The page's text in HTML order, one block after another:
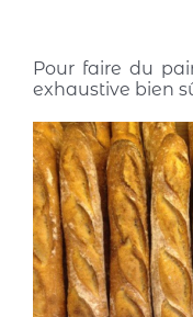
Pour faire du
exhaustive bien